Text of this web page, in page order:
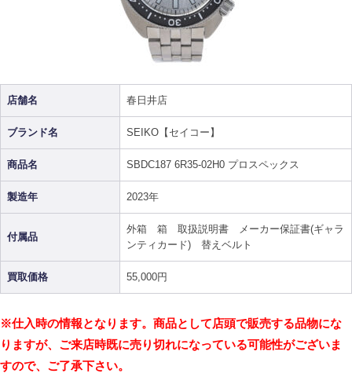
店舗名 春日井店
ブランド名 SEIKO【セイコー】
商品名 SBDC187 6R35-02H0 プロスペックス
製造年 2023年
付属品
外箱 箱 取扱説明書 メーカー保証書(ギャラ
ンティカード) 替えベルト
買取価格 55,000円
※仕入時の情報となります。商品として店頭で販売する品物にな
りますが、ご来店時既に売り切れになっている可能性がございま
すので、ご了承下さい。